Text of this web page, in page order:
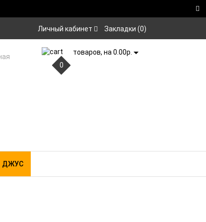
Личный кабинет Закладки (0)
0
товаров, на 0.00р.
ДЖУС